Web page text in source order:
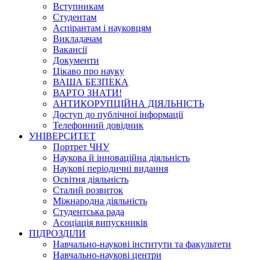
Вступникам
Студентам
Аспірантам і науковцям
Викладачам
Вакансії
Документи
Цікаво про науку
ВАША БЕЗПЕКА
ВАРТО ЗНАТИ!
АНТИКОРУПЦІЙНА ДІЯЛЬНІСТЬ
Доступ до публічної інформації
Телефонний довідник
УНІВЕРСИТЕТ
Портрет ЧНУ
Наукова й інноваційна діяльність
Наукові періодичні видання
Освітня діяльність
Сталий розвиток
Міжнародна діяльність
Студентська рада
Асоціація випускників
ПІДРОЗДІЛИ
Навчально-наукові інститути та факультети
Навчально-наукові центри